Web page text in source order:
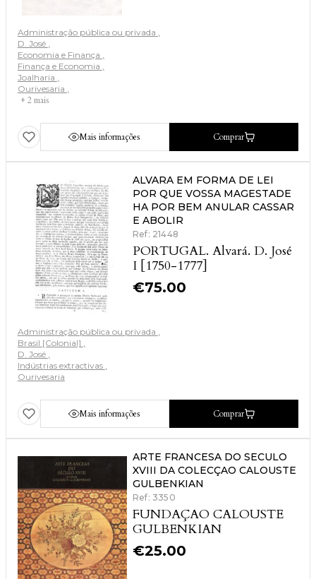
Administração pública ou privada
D. José
Economia e Finança
Finança e Economia
Joalharia
Ourivesaria
+ 2 mais
Mais informações Comprar
ALVARA EM FORMA DE LEI
POR QUE VOSSA MAGESTADE
HA POR BEM ANULAR CASSAR
E ABOLIR
Ref: 21448
PORTUGAL. Alvará. D. José
I [1750-1777]
€75.00
Administração pública ou privada
Brasil [Colonial]
D. José
Indústrias extractivas
Ourivesaria
Mais informações Comprar
ARTE FRANCESA DO SECULO
XVIII DA COLECÇAO CALOUSTE
GULBENKIAN
Ref: 3350
FUNDAÇAO CALOUSTE
GULBENKIAN
€25.00